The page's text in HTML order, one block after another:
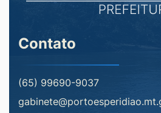
Contato
(65) 99690-9037